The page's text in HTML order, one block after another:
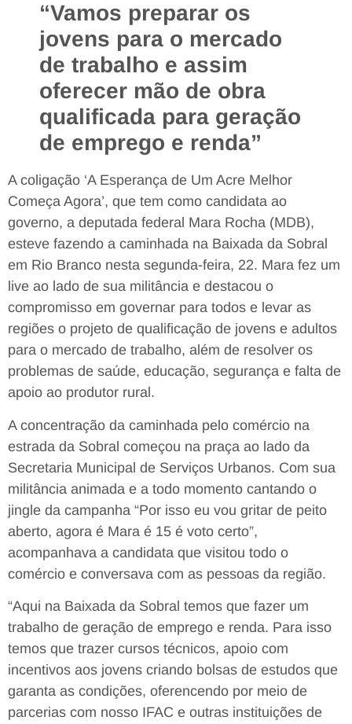
“Vamos preparar os
jovens para o mercado
de trabalho e assim
oferecer mão de obra
qualificada para geração
de emprego e renda”
A coligação ‘A Esperança de Um Acre Melhor
Começa Agora’, que tem como candidata ao
governo, a deputada federal Mara Rocha (MDB),
esteve fazendo a caminhada na Baixada da Sobral
em Rio Branco nesta segunda-feira, 22. Mara fez um
live ao lado de sua militância e destacou o
compromisso em governar para todos e levar as
regiões o projeto de qualificação de jovens e adultos
para o mercado de trabalho, além de resolver os
problemas de saúde, educação, segurança e falta de
apoio ao produtor rural.
A concentração da caminhada pelo comércio na
estrada da Sobral começou na praça ao lado da
Secretaria Municipal de Serviços Urbanos. Com sua
militância animada e a todo momento cantando o
jingle da campanha “Por isso eu vou gritar de peito
aberto, agora é Mara é 15 é voto certo”,
acompanhava a candidata que visitou todo o
comércio e conversava com as pessoas da região.
“Aqui na Baixada da Sobral temos que fazer um
trabalho de geração de emprego e renda. Para isso
temos que trazer cursos técnicos, apoio com
incentivos aos jovens criando bolsas de estudos que
garanta as condições, oferencendo por meio de
parcerias com nosso IFAC e outras instituições de